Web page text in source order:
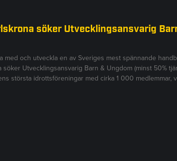
söker Utvecklingsansvarig
med och utveckla en av Sveriges mest spännande
söker Utvecklingsansvarig Barn & Ungdom (minst 50%
största idrottsföreningar med cirka 1 000 medlemmar,